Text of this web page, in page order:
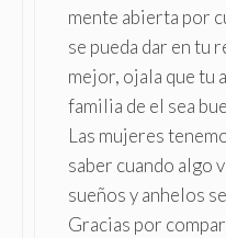
mente abierta por
se pueda dar en tu
mejor, ojala que tu
familia de el sea
Las mujeres
saber cuando algo
sueños y anhelos
Gracias por